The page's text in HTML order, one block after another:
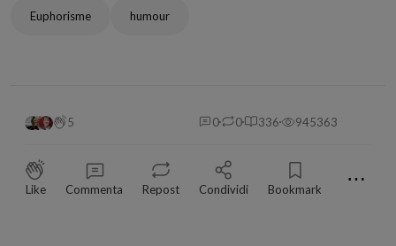
Euphorisme humour
5 0 0 336 945363
Like Commenta Repost Condividi Bookmark ⋯